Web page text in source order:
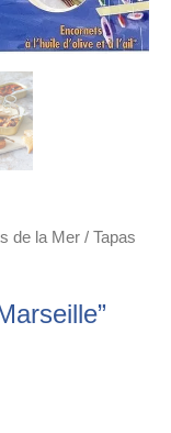
de la Mer / Tapas